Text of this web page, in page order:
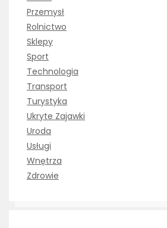
Przemysł
Rolnictwo
Sklepy
Sport
Technologia
Transport
Turystyka
Ukryte Zajawki
Uroda
Usługi
Wnętrza
Zdrowie